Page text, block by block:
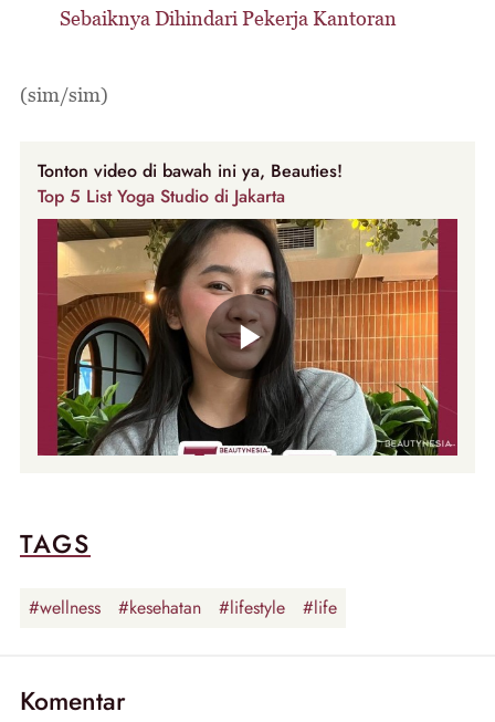
Sebaiknya Dihindari Pekerja Kantoran
(sim/sim)
Tonton video di bawah ini ya, Beauties!
Top 5 List Yoga Studio di Jakarta
TAGS
#wellness #kesehatan #lifestyle #life
Komentar